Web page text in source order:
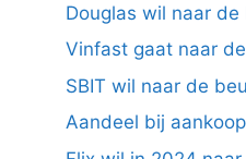
Douglas wil naar
Vinfast gaat naar
SBIT wil naar de
Aandeel bij